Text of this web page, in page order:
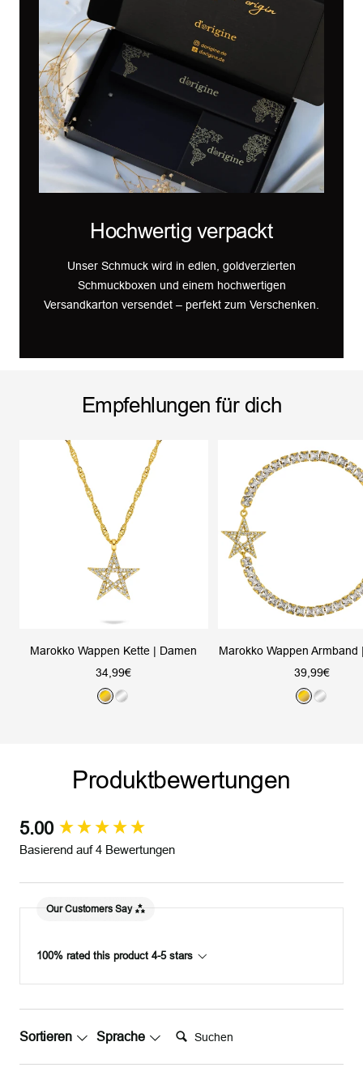
Hochwertig verpackt
Unser Schmuck wird in edlen, goldverzierten
Schmuckboxen und einem hochwertigen
Versandkarton versendet – perfekt zum Verschenken.
Empfehlungen für dich
Marokko Wappen Kette | Damen
Angebotspreis
34,99€
G S
e
Marokko Wappen Armband
39,99€
G S
Produktbewertungen
5.00
Basierend auf 4 Bewertungen
Our Customers Say
100% rated this product 4-5 stars
Sortieren Sprache Suchen:
New content loaded